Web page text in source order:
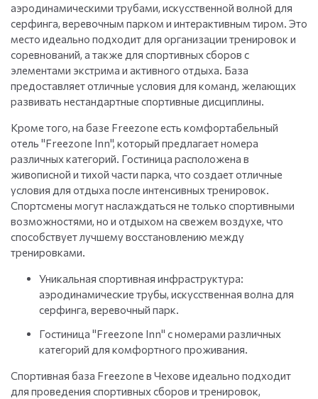
аэродинамическими трубами, искусственной волной для
серфинга, веревочным парком и интерактивным тиром. Это
место идеально подходит для организации тренировок и
соревнований, а также для спортивных сборов с
элементами экстрима и активного отдыха. База
предоставляет отличные условия для команд, желающих
развивать нестандартные спортивные дисциплины.
Кроме того, на базе Freezone есть комфортабельный
отель "Freezone Inn", который предлагает номера
различных категорий. Гостиница расположена в
живописной и тихой части парка, что создает отличные
условия для отдыха после интенсивных тренировок.
Спортсмены могут наслаждаться не только спортивными
возможностями, но и отдыхом на свежем воздухе, что
способствует лучшему восстановлению между
тренировками.
Уникальная спортивная инфраструктура:
аэродинамические трубы, искусственная волна для
серфинга, веревочный парк.
Гостиница "Freezone Inn" с номерами различных
категорий для комфортного проживания.
Спортивная база Freezone в Чехове идеально подходит
для проведения спортивных сборов и тренировок,